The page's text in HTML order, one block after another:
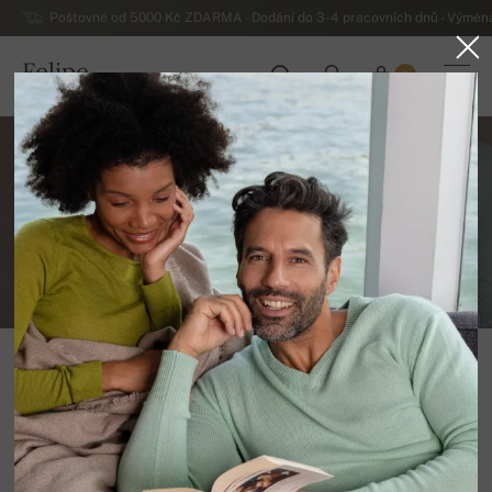
Poštovné od 5000 Kč ZDARMA - Dodání do 3-4 pracovních dnů -
Felipe
ČESKO
0
Obchodní podmínky
Vymezení pojmů
"Zboží" je jakékoliv zboží prodávané prostřednictvím
internetové stránky
www.felipe.cz
. "Prodávající" firma
Ing. Peter Greša, L. Podjavorinskej 34, 94901 Nitra,